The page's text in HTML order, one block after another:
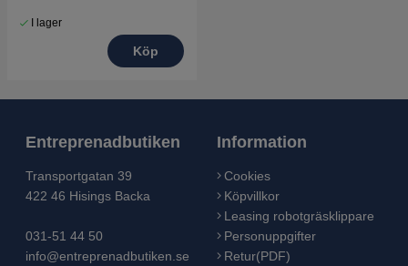
I lager
Köp
Entreprenadbutiken
Transportgatan 39
422 46 Hisings Backa
031-51 44 50
info@entreprenadbutiken.se
Information
Cookies
Köpvillkor
Leasing robotgräsklippare
Personuppgifter
Retur(PDF)